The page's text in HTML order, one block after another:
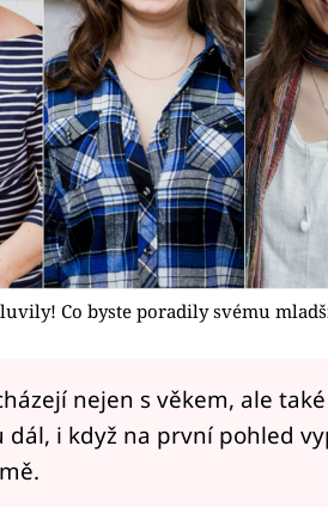
Co byste poradily svému
nejen s věkem, ale
dál, i když na první pohled